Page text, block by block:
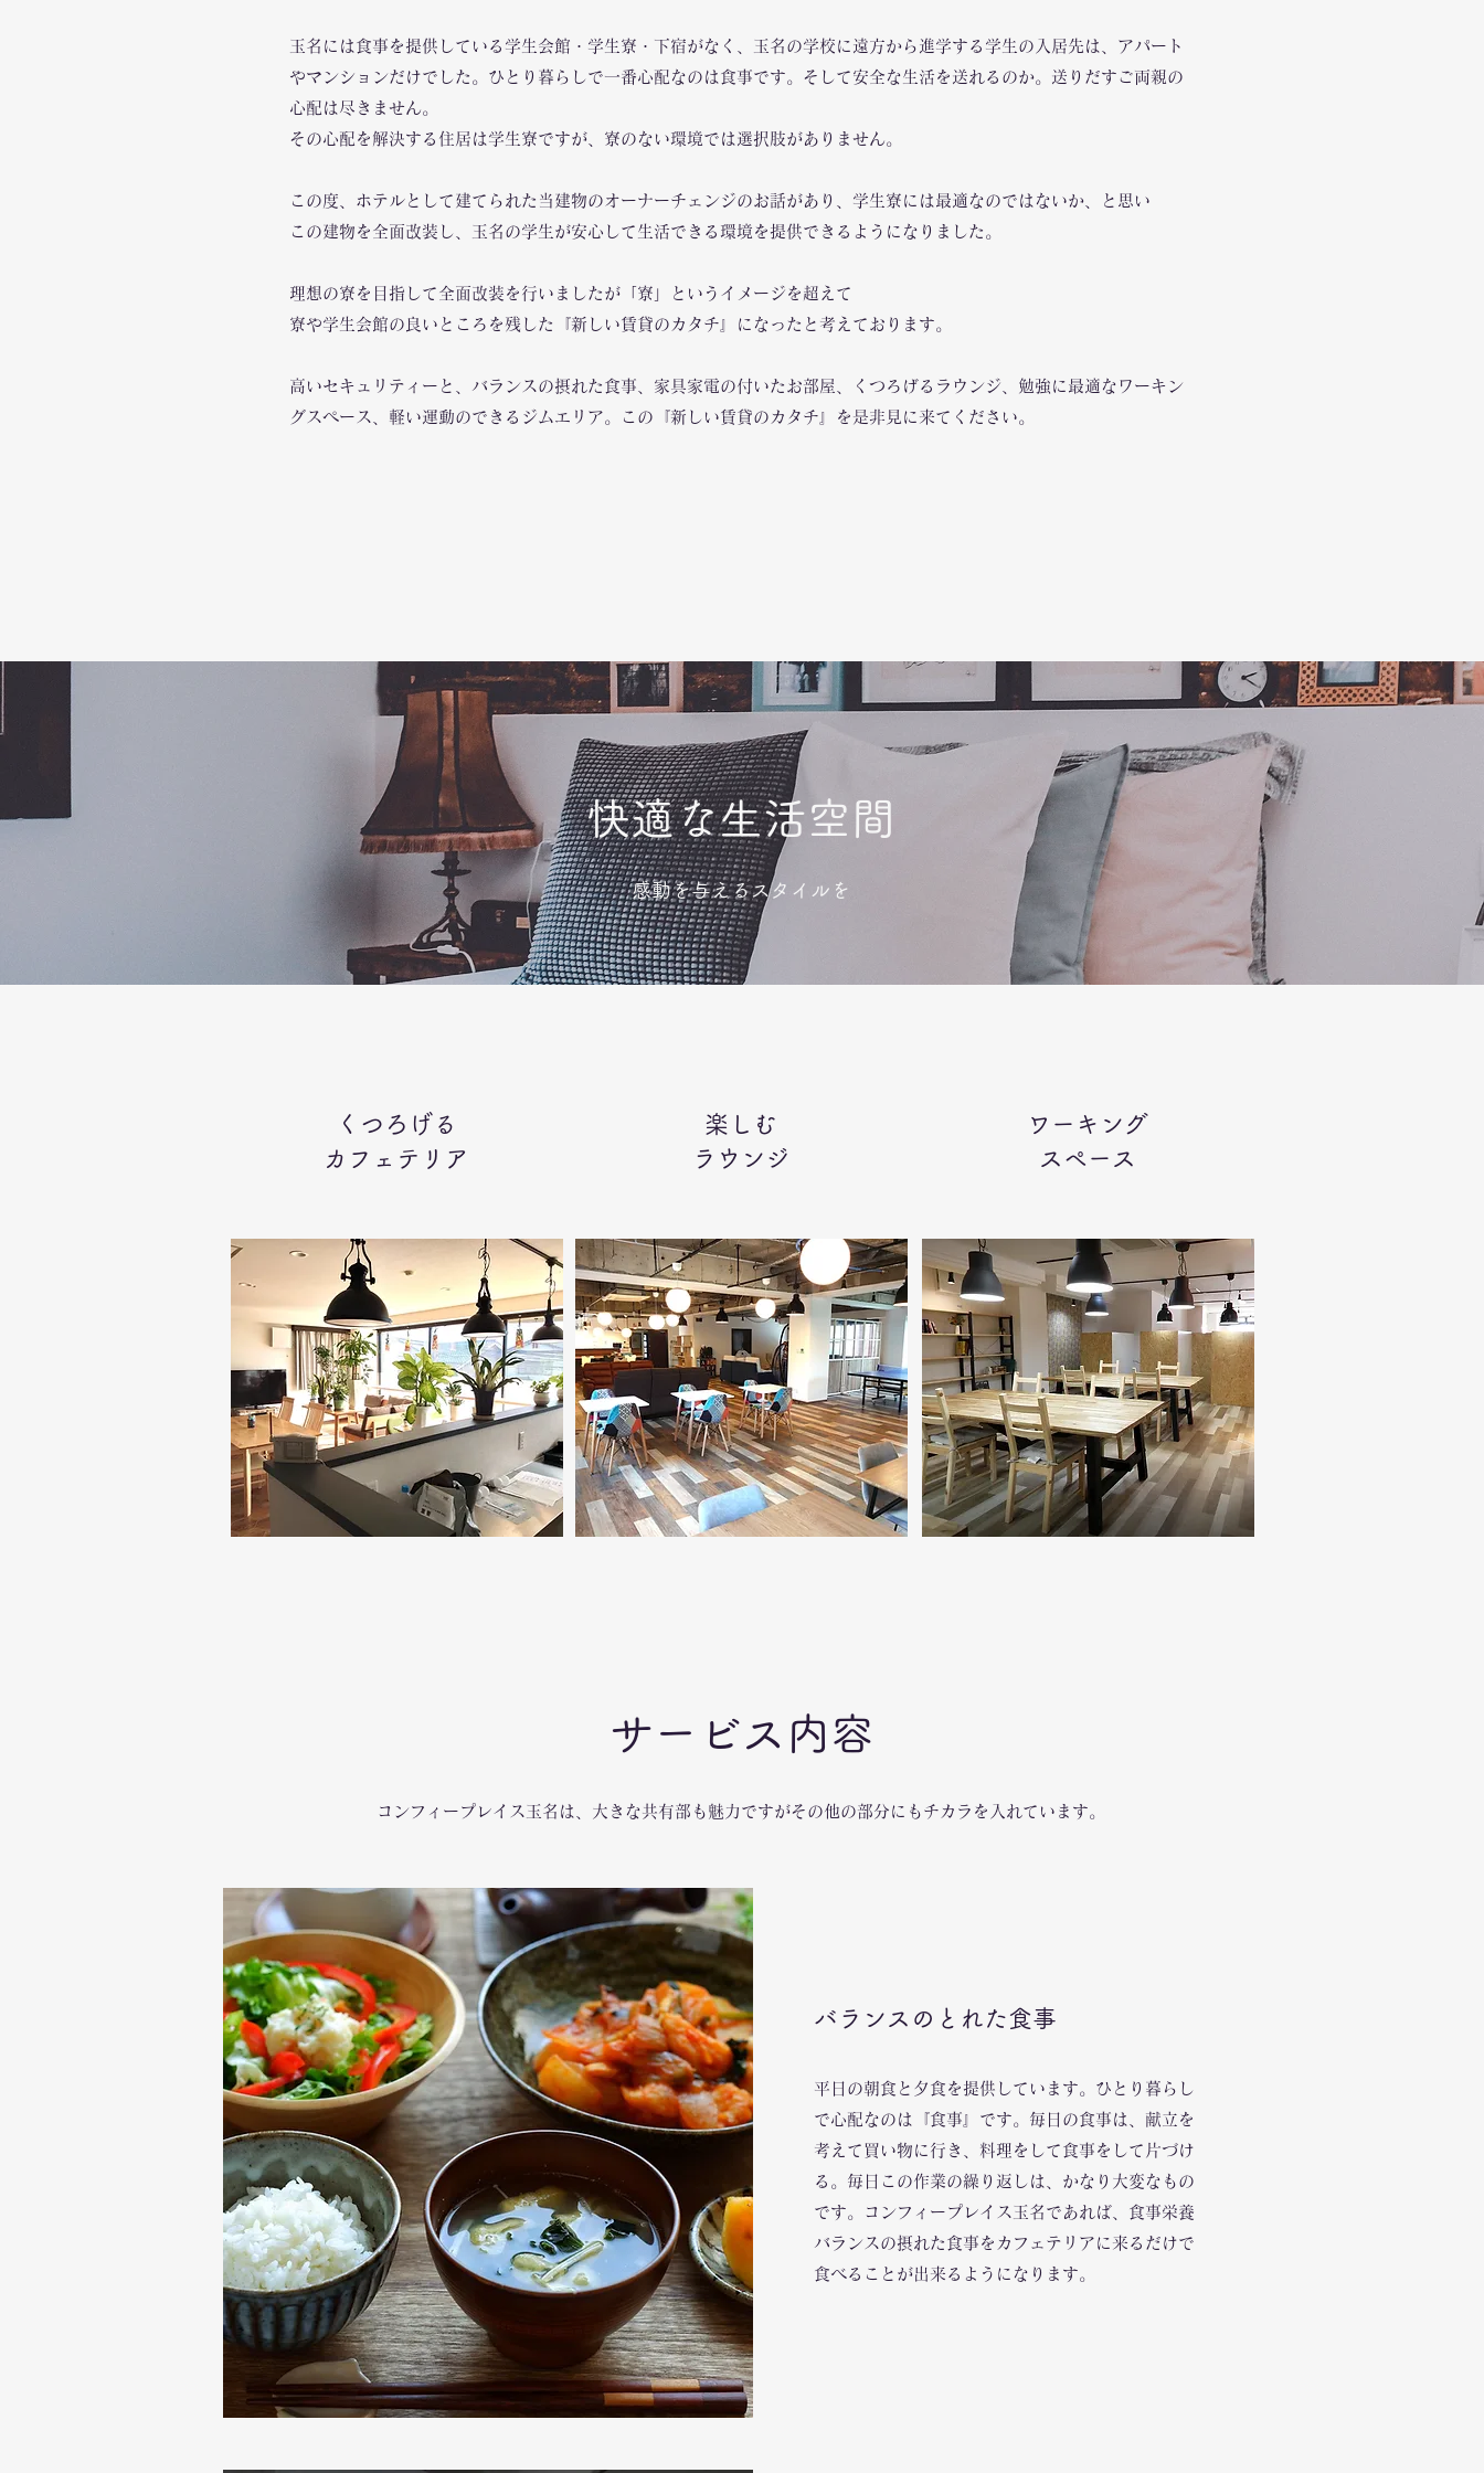
玉名には食事を提供している学生会館・学生寮・下宿がなく、玉名の学校に遠方から進学する学生の入居先は、アパート
やマンションだけでした。ひとり暮らしで一番心配なのは食事です。そして安全な生活を送れるのか。 送りだすご両親の
心配は尽きません。
その心配を解決する住居は学生寮ですが、寮のない環境では選択肢がありません。
​この度、ホテルとして建てられた当建物のオーナーチェンジのお話があり、学生寮には最適なのではないか、と思い
この建物を全面改装し、玉名の学生が安心して生活できる環境を提供できるようになりました。
理想の寮を目指して全面改装を行いましたが「寮」というイメージを超えて
寮や学生会館の良いところを残した『新しい賃貸のカタチ』になったと考えております。
高いセキュリティーと、バランスの摂れた食事、家具家電の付いたお部屋、くつろげるラウンジ、勉強に最適なワーキン
グスペース、軽い運動のできるジムエリア。この『新しい賃貸のカタチ』を是非見に来てください。
快適な生活空間
感動を与えるスタイルを
くつろげる
カフェテリア
​楽しむ
ラウンジ
ワーキング
スペース
​サービス内容
コンフィープレイス玉名は、大きな共有部も魅力ですがその他の部分にもチカラを入れています。
バランスのとれた食事
平日の朝食と夕食を提供しています。ひとり暮らし
で心配なのは『食事』です。毎日の食事は、献立を
考えて買い物に行き、料理をして食事をして片づけ
る。毎日この作業の繰り返しは、かなり大変なもの
です。コンフィープレイス玉名であれば、食事栄養
バランスの摂れた食事をカフェテリアに来るだけで
食べることが出来るようになります。